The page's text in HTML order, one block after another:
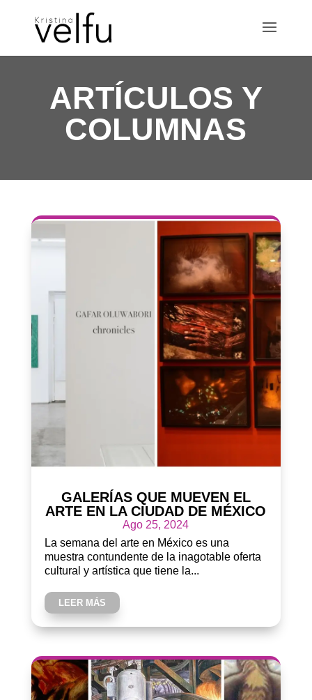
ARTÍCULOS Y
COLUMNAS
GALERÍAS QUE MUEVEN EL
ARTE EN LA CIUDAD DE MÉXICO
Ago 25, 2024
La semana del arte en México es una
muestra contundente de la inagotable oferta
cultural y artística que tiene la...
LEER MÁS